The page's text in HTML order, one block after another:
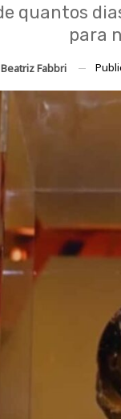
quantos
para
Beatriz Fabbri